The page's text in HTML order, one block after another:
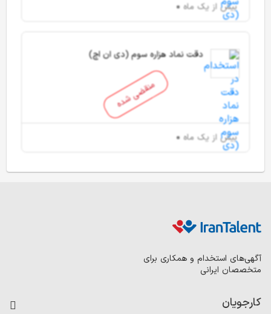
بیش از یک ماه
منقضی شده
دقت نماد هزاره سوم (دی ان اچ)
بیش از یک ماه
آگهی‌های استخدام و همکاری برای
متخصصان ایرانی
کارجویان